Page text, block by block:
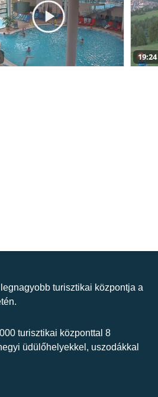
19:24
turisztikai központja a
turisztikai központtal 8
üdülőhelyekkel, uszodákkal